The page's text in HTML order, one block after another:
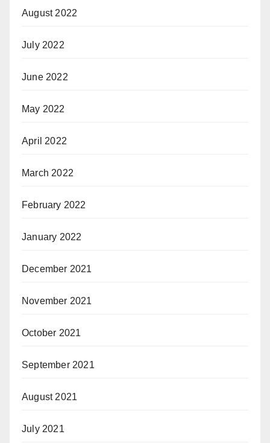
August 2022
July 2022
June 2022
May 2022
April 2022
March 2022
February 2022
January 2022
December 2021
November 2021
October 2021
September 2021
August 2021
July 2021